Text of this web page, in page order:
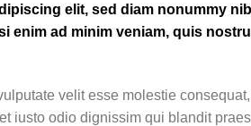
elit, sed diam nonummy
enim ad minim veniam, quis
velit esse molestie
iusto odio dignissim qui blandit